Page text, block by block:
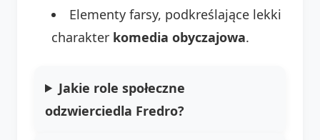
Elementy farsy, podkreślające lekki
charakter komedia obyczajowa.
Jakie role społeczne
odzwierciedla Fredro?